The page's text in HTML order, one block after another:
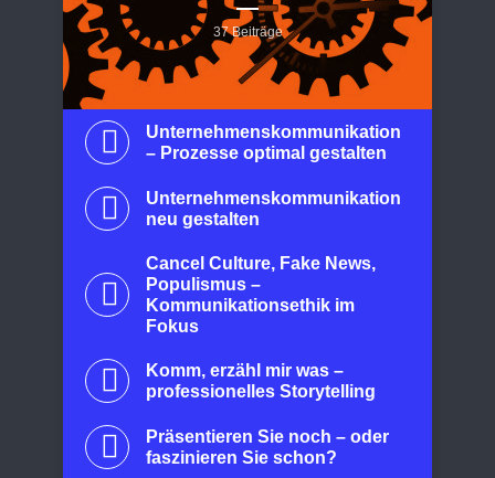
37 Beiträge
Unternehmenskommunikation
– Prozesse optimal gestalten
Unternehmenskommunikation
neu gestalten
Cancel Culture, Fake News,
Populismus –
Kommunikationsethik im
Fokus
Komm, erzähl mir was –
professionelles Storytelling
Präsentieren Sie noch – oder
faszinieren Sie schon?